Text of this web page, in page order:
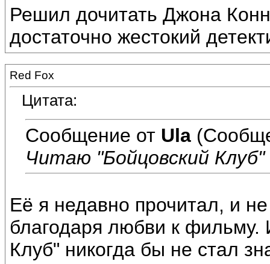
Решил дочитать Джона
достаточно жестокий
Red Fox
Цитата:
Сообщение от Ula
Читаю "Бойцовский Клуб"
Её я недавно прочитал, и
благодаря любви к
Клуб" никогда бы не стал